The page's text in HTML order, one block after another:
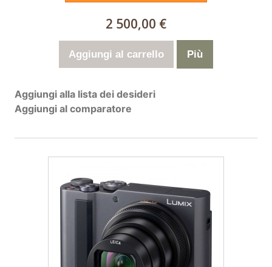
2 500,00 €
Aggiungi al carrello Più
Aggiungi alla lista dei desideri
Aggiungi al comparatore